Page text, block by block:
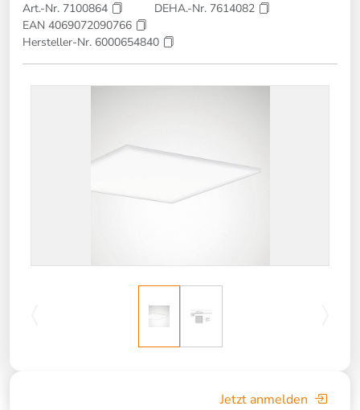
Art.-Nr. 7100864
DEHA.-Nr. 7614082
EAN 4069072090766
Hersteller-Nr. 6000654840
Jetzt anmelden